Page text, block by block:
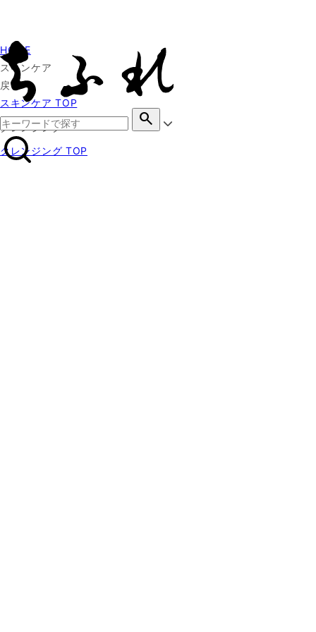
search
HOME
スキンケア
戻る
スキンケア TOP
クレンジング
クレンジング TOP